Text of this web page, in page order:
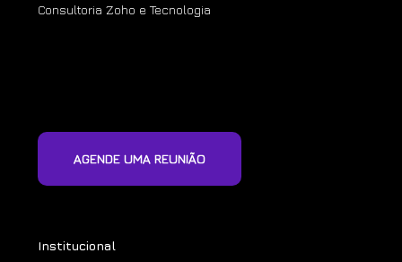
Consultoria Zoho e Tecnologia
AGENDE UMA REUNIÃO
Institucional